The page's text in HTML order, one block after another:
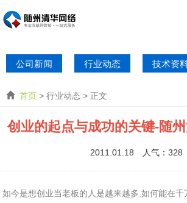
公司新闻 行业动态 技术资
首页 > 行业动态 > 正文
创业的起点与成功的关键-随
2011.01.18 人气： 328
如今是想创业当老板的人是越来越多,如何能在